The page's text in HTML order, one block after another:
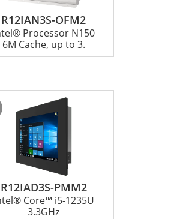
R12IAN3S-OFM2
Processor N150
6M Cache, up to 3.
R12IAD3S-PMM2
Core™ i5-1235U
3.3GHz